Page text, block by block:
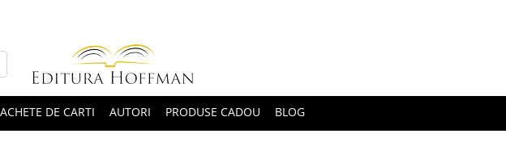
DE CARTI AUTORI PRODUSE CADOU BLOG